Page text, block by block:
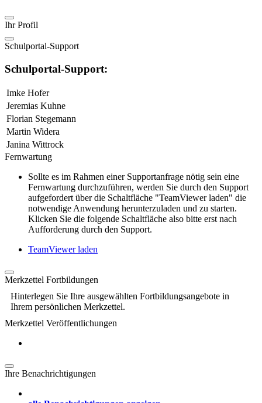
Ihr Profil
Schulportal-Support
Schulportal-Support:
Imke Hofer
Jeremias Kuhne
Florian Stegemann
Martin Widera
Janina Wittrock
Fernwartung
Sollte es im Rahmen einer Supportanfrage nötig sein eine
Fernwartung durchzuführen, werden Sie durch den Support
aufgefordert über die Schaltfläche "TeamViewer laden" die
notwendige Anwendung herunterzuladen und zu starten.
Klicken Sie die folgende Schaltfläche also bitte erst nach
Aufforderung durch den Support.
TeamViewer laden
Merkzettel Fortbildungen
Hinterlegen Sie Ihre ausgewählten Fortbildungsangebote in
Ihrem persönlichen Merkzettel.
Merkzettel Veröffentlichungen
Ihre Benachrichtigungen